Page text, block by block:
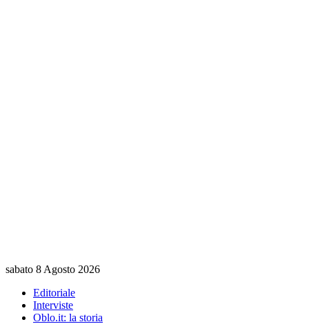
sabato 8 Agosto 2026
Editoriale
Interviste
Oblo.it: la storia